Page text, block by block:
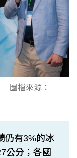
圖檔來源：
仍有3%的冰
公分；各國